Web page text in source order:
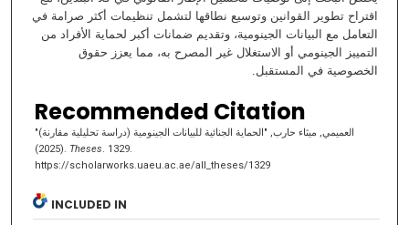
اقتراح تطوير القوانين وتوسيع نطاقها لتشمل تنظيمات أكثر صرامة في
التعامل مع البيانات الجينومية، وتقديم ضمانات أكبر لحماية الأفراد من
التمييز الجينومي أو الاستغلال غير المصرح به، مما يعزز حقوق
الخصوصية في المستقبل.
Recommended Citation
العميمي, ميثاء حارب, "الحماية الجنائية للبيانات الجينومية (دراسة تحليلية مقارنة)"
(2025). Theses. 1329.
https://scholarworks.uaeu.ac.ae/all_theses/1329
INCLUDED IN